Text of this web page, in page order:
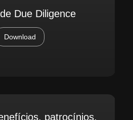
Due Diligence
Download
patrocínios,